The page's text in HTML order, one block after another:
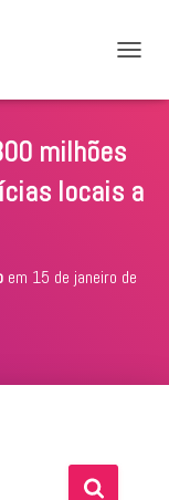
A
V
Ã
milhões
locais a
em 15 de janeiro de